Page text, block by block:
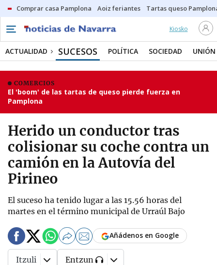
Comprar casa Pamplona Aoiz feriantes Tartas queso
Kiosko
ACTUALIDAD SUCESOS POLÍTICA SOCIEDAD UNIÓN
COMERCIOS
El 'boom' de las tartas de queso pierde fuerza en
Pamplona
Herido un conductor tras
colisionar su coche contra un
camión en la Autovía del
Pirineo
El suceso ha tenido lugar a las 15.56 horas del
martes en el término municipal de Urraúl Bajo
Añádenos en Google
Itzuli Entzun